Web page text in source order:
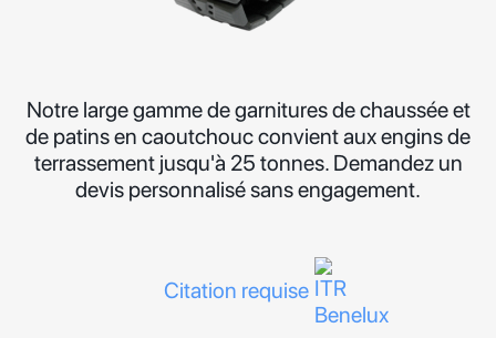
Notre large gamme de garnitures de chaussée et
de patins en caoutchouc convient aux engins de
terrassement jusqu'à 25 tonnes. Demandez un
devis personnalisé sans engagement.
Citation requise